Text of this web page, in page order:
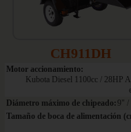
CH911DH
Motor accionamiento:
Kubota Diesel 1100cc / 28HP
Diámetro máximo de chipeado: 9" /
Tamaño de boca de alimentación